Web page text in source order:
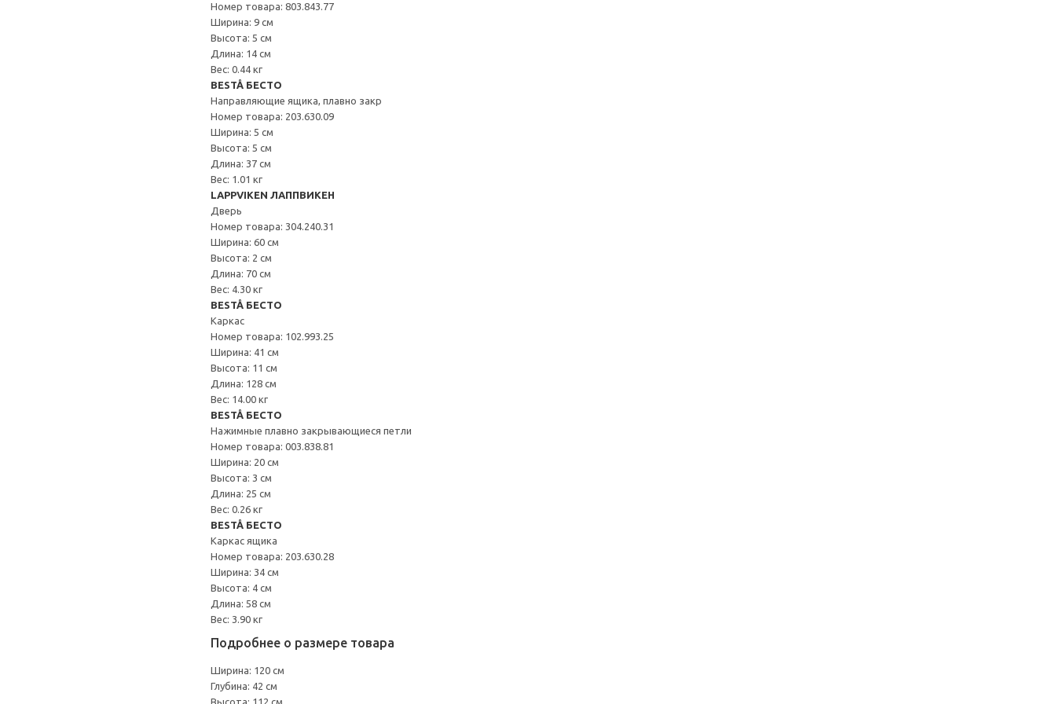
Номер товара: 803.843.77
Ширина: 9 см
Высота: 5 см
Длина: 14 см
Вес: 0.44 кг
BESTÅ БЕСТО
Направляющие ящика, плавно закр
Номер товара: 203.630.09
Ширина: 5 см
Высота: 5 см
Длина: 37 см
Вес: 1.01 кг
LAPPVIKEN ЛАППВИКЕН
Дверь
Номер товара: 304.240.31
Ширина: 60 см
Высота: 2 см
Длина: 70 см
Вес: 4.30 кг
BESTÅ БЕСТО
Каркас
Номер товара: 102.993.25
Ширина: 41 см
Высота: 11 см
Длина: 128 см
Вес: 14.00 кг
BESTÅ БЕСТО
Нажимные плавно закрывающиеся петли
Номер товара: 003.838.81
Ширина: 20 см
Высота: 3 см
Длина: 25 см
Вес: 0.26 кг
BESTÅ БЕСТО
Каркас ящика
Номер товара: 203.630.28
Ширина: 34 см
Высота: 4 см
Длина: 58 см
Вес: 3.90 кг
Подробнее о размере товара
Ширина: 120 см
Глубина: 42 см
Высота: 112 см